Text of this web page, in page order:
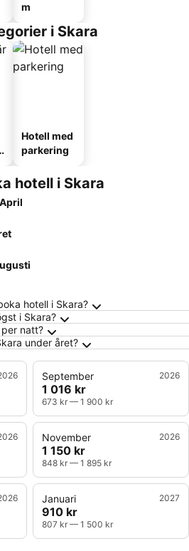
m
i Skara
Hotell med
parkering
hotell i Skara
hotell i Skara?
i Skara?
natt?
under året?
September 2026
1 016 kr
673 kr — 1 900 kr
November 2026
1 150 kr
848 kr — 1 895 kr
Januari 2027
910 kr
807 kr — 1 500 kr